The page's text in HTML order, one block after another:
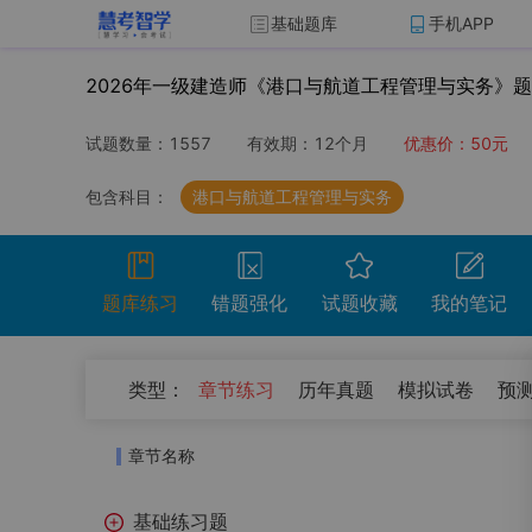
基础题库 手机APP
2026年一级建造师《港口与航道工程管理与实务》
试题数量： 1557 有效期： 12个月 优惠价： 50元
包含科目： 港口与航道工程管理与实务
题库练习 错题强化 试题收藏 我的笔记
类型：
章节练习 历年真题 模拟试卷 预
章节名称
基础练习题
开始考试 温馨提示：点击开始考试按钮进行模拟考场组